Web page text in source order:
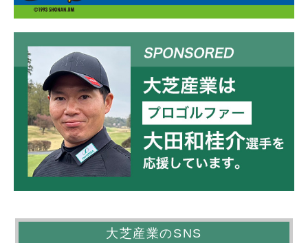
大芝産業のSNS